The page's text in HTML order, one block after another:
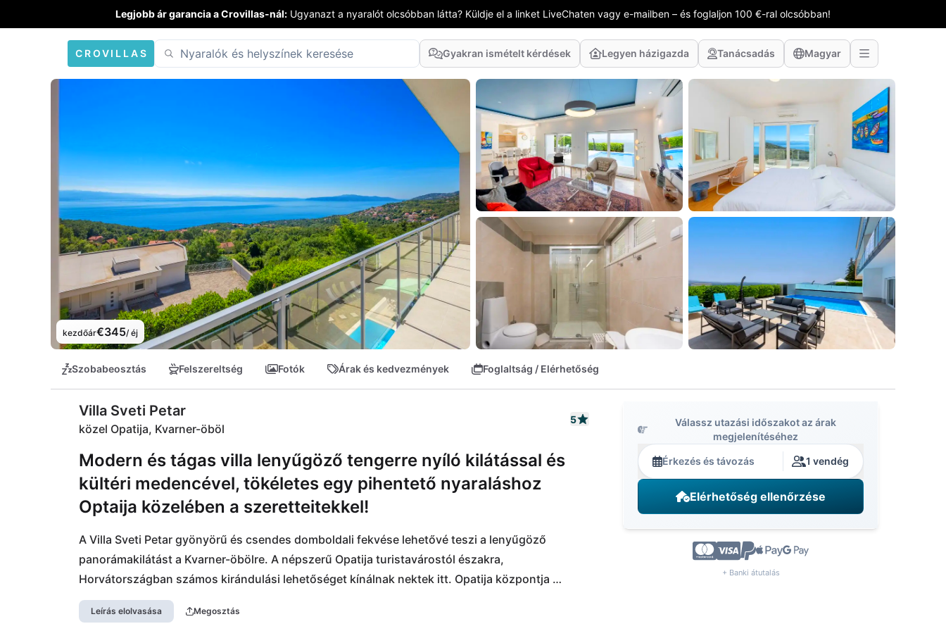
Legjobb ár garancia a Crovillas-nál: Ugyanazt a nyaralót olcsóbban látta? Küldje el a linket LiveChaten vagy e-mailben – és foglaljon 100 €-ral olcsóbban!
CROVILLAS Gyakran ismételt kérdések Legyen házigazda Tanácsadás Magyar
kezdőár€345/ éj
Szobabeosztás Felszereltség Fotók Árak és kedvezmények Foglaltság / Elérhetőség
Villa Sveti Petar
közel Opatija, Kvarner-öböl
5
Modern és tágas villa lenyűgöző tengerre nyíló kilátással és
kültéri medencével, tökéletes egy pihentető nyaraláshoz
Optaija közelében a szeretteitekkel!
A Villa Sveti Petar gyönyörű és csendes domboldali fekvése lehetővé teszi a lenyűgöző
panorámakilátást a Kvarner-öbölre. A népszerű Opatija turistavárostól északra,
Horvátországban számos kirándulási lehetőséget kínálnak nektek itt. Opatija központja
mindössze 15 perces autóútra található. A város színes és romantikus építészete lenyűgözni
fog! Opatija város sokszínűségének köszönhetően itt az idegenforgalom a főszezon mellett az
Leírás elolvasása Megosztás
Válassz utazási időszakot az árak
megjelenítéséhez
Érkezés és távozás 1 vendég
Elérhetőség ellenőrzése
+ Banki átutalás